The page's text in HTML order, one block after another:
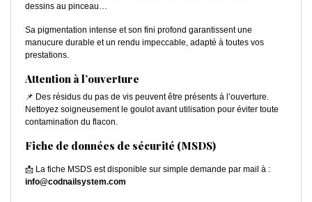
dessins au pinceau…
Sa pigmentation intense et son fini profond garantissent une
manucure durable et un rendu impeccable, adapté à toutes vos
prestations.
Attention à l’ouverture
📌 Des résidus du pas de vis peuvent être présents à l’ouverture.
Nettoyez soigneusement le goulot avant utilisation pour éviter toute
contamination du flacon.
Fiche de données de sécurité (MSDS)
📩 La fiche MSDS est disponible sur simple demande par mail à :
info@codnailsystem.com